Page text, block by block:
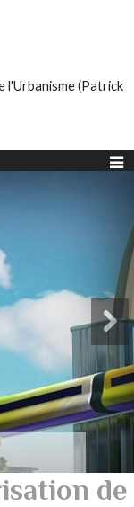
l'Urbanisme (Patrick
de